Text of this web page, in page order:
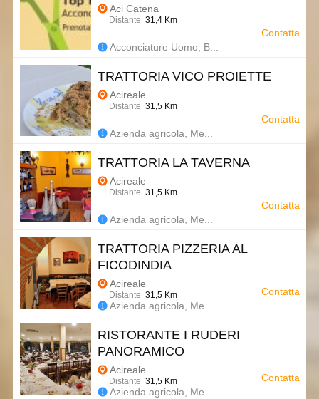
Aci Catena
Distante 31,4 Km
Acconciature Uomo, B...
Contatta
TRATTORIA VICO PROIETTE
Acireale
Distante 31,5 Km
Azienda agricola, Me...
Contatta
TRATTORIA LA TAVERNA
Acireale
Distante 31,5 Km
Azienda agricola, Me...
Contatta
TRATTORIA PIZZERIA AL
FICODINDIA
Acireale
Distante 31,5 Km
Azienda agricola, Me...
Contatta
RISTORANTE I RUDERI
PANORAMICO
Acireale
Distante 31,5 Km
Azienda agricola, Me...
Contatta